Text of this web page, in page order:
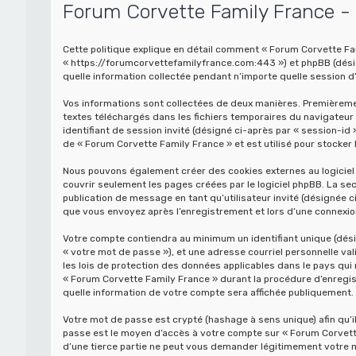
Forum Corvette Family France
Cette politique explique en détail comment « Forum Corvette
« https://forumcorvettefamilyfrance.com:443 ») et phpBB
quelle information collectée pendant n’importe quelle session
Vos informations sont collectées de deux manières.
textes téléchargés dans les fichiers temporaires du
identifiant de session invité (désigné ci-après par « session-id
de « Forum Corvette Family France » et est utilisé pour
Nous pouvons également créer des cookies externes au
couvrir seulement les pages créées par le logiciel phpBB. La
publication de message en tant qu’utilisateur invité (désignée
que vous envoyez après l’enregistrement et lors d’une
Votre compte contiendra au minimum un identifiant unique
« votre mot de passe »), et une adresse courriel personnelle
les lois de protection des données applicables dans le pays
« Forum Corvette Family France » durant la procédure
quelle information de votre compte sera affichée
Votre mot de passe est crypté (hashage à sens unique) afin
passe est le moyen d’accès à votre compte sur « Forum
d’une tierce partie ne peut vous demander légitimement votre